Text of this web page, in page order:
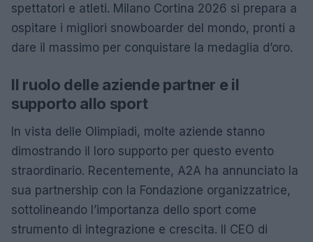
spettatori e atleti. Milano Cortina 2026 si prepara a
ospitare i migliori snowboarder del mondo, pronti a
dare il massimo per conquistare la medaglia d’oro.
Il ruolo delle aziende partner e il
supporto allo sport
In vista delle Olimpiadi, molte aziende stanno
dimostrando il loro supporto per questo evento
straordinario. Recentemente, A2A ha annunciato la
sua partnership con la Fondazione organizzatrice,
sottolineando l’importanza dello sport come
strumento di integrazione e crescita. Il CEO di